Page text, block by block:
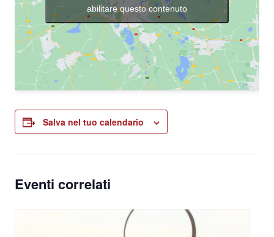
abilitare questo contenuto
Salva nel tuo calendario
Eventi correlati